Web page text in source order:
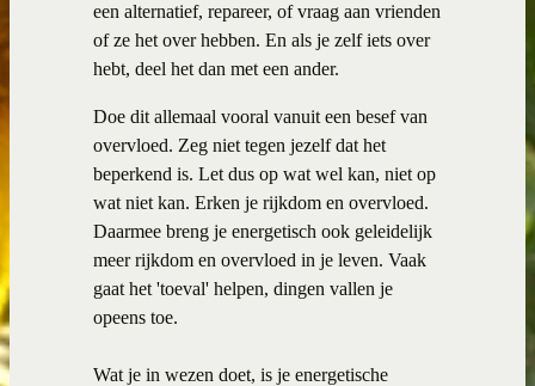
een alternatief, repareer, of vraag aan vrienden
of ze het over hebben. En als je zelf iets over
hebt, deel het dan met een ander.
Doe dit allemaal vooral vanuit een besef van
overvloed. Zeg niet tegen jezelf dat het
beperkend is. Let dus op wat wel kan, niet op
wat niet kan. Erken je rijkdom en overvloed.
Daarmee breng je energetisch ook geleidelijk
meer rijkdom en overvloed in je leven. Vaak
gaat het 'toeval' helpen, dingen vallen je
opeens toe.
Wat je in wezen doet, is je energetische